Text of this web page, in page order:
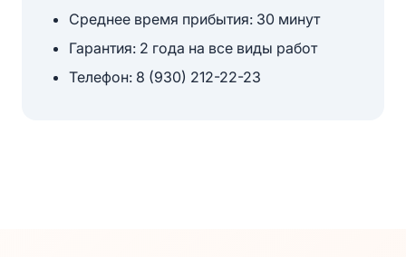
Среднее время прибытия: 30 минут
Гарантия: 2 года на все виды работ
Телефон: 8 (930) 212-22-23